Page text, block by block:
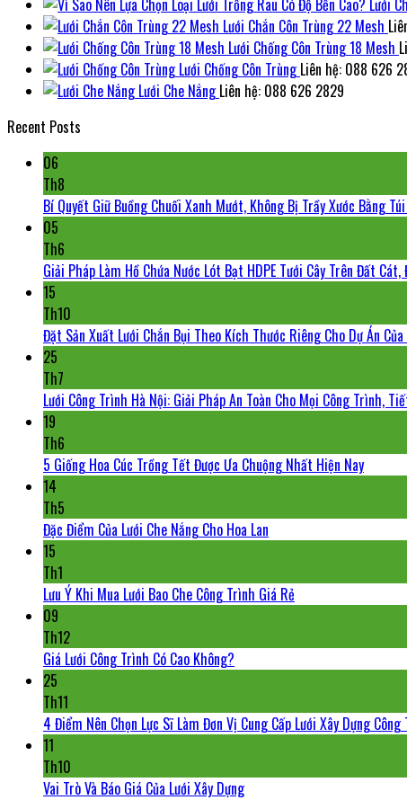
Lưới
Lưới Chắn Côn Trùng 22 Mesh
Lưới Chống Côn Trùng 18 Mesh
Lưới Chống Côn Trùng Liên hệ: 088 626
Lưới Che Nắng Liên hệ: 088 626 2829
Recent Posts
06
Th8
Bí Quyết Giữ Buồng Chuối Xanh Mướt, Không Bị Trầy Xước Bằng
05
Th6
Giải Pháp Làm Hồ Chứa Nước Lót Bạt HDPE Tưới Cây Trên Đất
15
Th10
Đặt Sản Xuất Lưới Chắn Bụi Theo Kích Thước Riêng Cho Dự Án Của
25
Th7
Lưới Công Trình Hà Nội: Giải Pháp An Toàn Cho Mọi Công Trình,
19
Th6
5 Giống Hoa Cúc Trồng Tết Được Ưa Chuộng Nhất Hiện Nay
14
Th5
Đặc Điểm Của Lưới Che Nắng Cho Hoa Lan
15
Th1
Lưu Ý Khi Mua Lưới Bao Che Công Trình Giá Rẻ
09
Th12
Giá Lưới Công Trình Có Cao Không?
25
Th11
4 Điểm Nên Chọn Lực Sĩ Làm Đơn Vị Cung Cấp Lưới Xây Dựng Công
11
Th10
Vai Trò Và Báo Giá Của Lưới Xây Dựng